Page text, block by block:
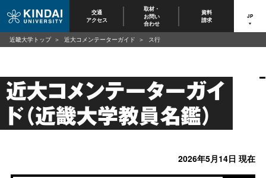
交通
アクセス
取材・
お問い
合わせ
資料
請求
JP
近大コメンテーターガイ
ド（近畿大学教員名鑑）
2026年5月14日 現在
近畿大学トップ 近大コメンテーターガイド ス行